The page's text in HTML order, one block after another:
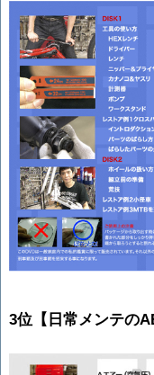
3位【日常メンテの